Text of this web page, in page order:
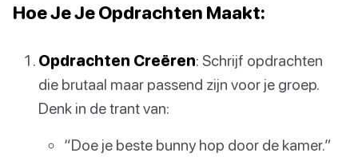
Hoe Je Je Opdrachten Maakt:
Opdrachten Creëren: Schrijf opdrachten
die brutaal maar passend zijn voor je groep.
Denk in de trant van:
“Doe je beste bunny hop door de kamer.”